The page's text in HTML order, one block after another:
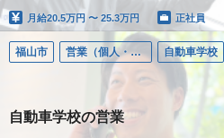
月給20.5万円 〜 25.3万円 正社員
福山市 営業（個人・法人） 自動車学校
自動車学校の営業